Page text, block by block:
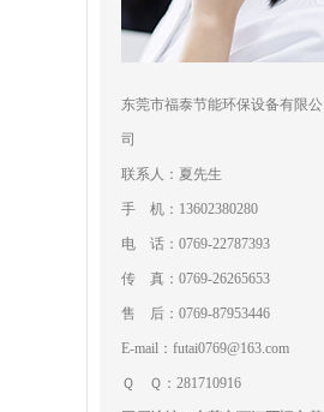
东莞市福泰节能环保设备有限公
司
联系人：夏先生
手 机：13602380280
电 话：0769-22787393
传 真：0769-26265653
售 后：0769-87953446
E-mail：futai0769@163.com
Ｑ Ｑ：281710916